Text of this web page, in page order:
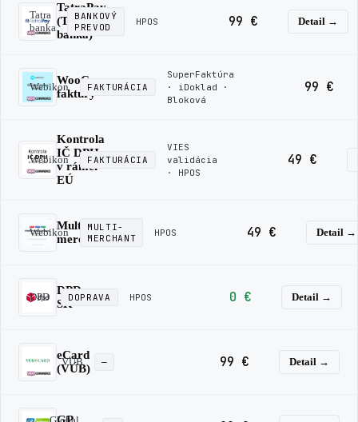
TatraPay
(Tatra
banka)
Tatra
banka
BANKOVÝ
PREVOD
HPOS 99 € Detail →
WooCommerce
faktúry
Webikon FAKTURÁCIA
SuperFaktúra
· iDoklad ·
Bloková
99 €
Kontrola
IČ DPH
v rámci
EÚ
Webikon FAKTURÁCIA
VIES
validácia
· HPOS
49 €
Multiple
merchants
Webikon
MULTI-
MERCHANT
HPOS 49 € Detail →
DPD
SK
DPD DOPRAVA HPOS 0 € Detail →
eCard
(VÚB)
VÚB — 99 € Detail →